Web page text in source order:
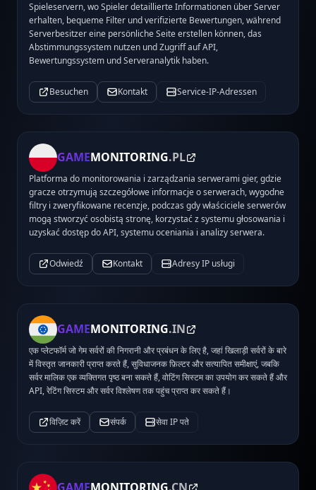
Spieleservern, wo Spieler detaillierte Informationen über Server
erhalten, bequeme Filter und verifizierte Bewertungen, während
Serverbesitzer eine persönliche Seite erstellen können, das
Abstimmungssystem nutzen und Zugriff auf API,
Bewertungssystem und Serveranalytik haben.
Besuchen Kontakt Service-IP-Adressen
GAMEMONITORING.PL
Platforma do monitorowania i zarządzania serwerami gier, gdzie
gracze otrzymują szczegółowe informacje o serwerach, wygodne
filtry i zweryfikowane recenzje, podczas gdy właściciele serwerów
mogą stworzyć osobistą stronę, korzystać z systemu głosowania i
uzyskać dostęp do API, systemu oceniania i analizy serwera.
Odwiedź Kontakt Adresy IP usługi
GAMEMONITORING.IN
एक प्लेटफॉर्म जो गेम सर्वरों की निगरानी और प्रबंधन के लिए है, जहां खिलाड़ी सर्वरों के बारे
में विस्तृत जानकारी प्राप्त करते हैं, सुविधाजनक फ़िल्टर और सत्यापित समीक्षाएं, जबकि
सर्वर मालिक एक व्यक्तिगत पृष्ठ बना सकते हैं, वोटिंग सिस्टम का उपयोग कर सकते हैं और
API, रेटिंग सिस्टम और सर्वर विश्लेषण तक पहुंच प्राप्त कर सकते हैं।
विज़िट करें संपर्क सेवा IP पते